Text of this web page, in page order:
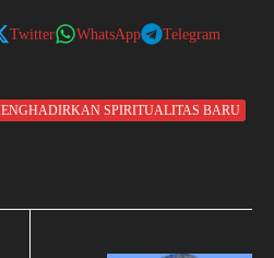
Twitter WhatsApp
Telegram
SPIRITUALITAS BARU